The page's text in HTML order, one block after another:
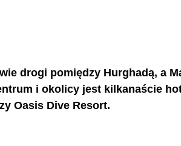
drogi pomiędzy Hurghadą, a
i okolicy jest kilkanaście
Oasis Dive Resort.